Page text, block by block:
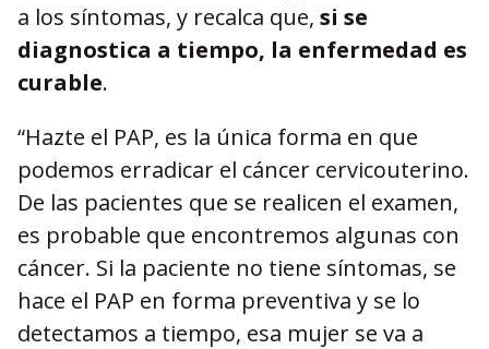
a los síntomas, y recalca que, si se
diagnostica a tiempo, la enfermedad es
curable.
“Hazte el PAP, es la única forma en que
podemos erradicar el cáncer cervicouterino.
De las pacientes que se realicen el examen,
es probable que encontremos algunas con
cáncer. Si la paciente no tiene síntomas, se
hace el PAP en forma preventiva y se lo
detectamos a tiempo, esa mujer se va a